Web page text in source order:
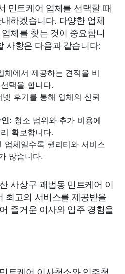
민트케어 업체를 선택할 때
하겠습니다. 다양한 업체
체를 찾는 것이 중요합니
사항은 다음과 같습니다:
체에서 제공하는 견적을 비
택을 합니다.
넷 후기를 통해 업체의 신뢰
: 청소 범위와 추가 비용에
확보합니다.
업체일수록 퀄리티와 서비스
많습니다.
사상구 괘법동 민트케어 이
최고의 서비스를 제공받을
즐거운 이사와 입주 경험을
트케어 이사청소와 입주청